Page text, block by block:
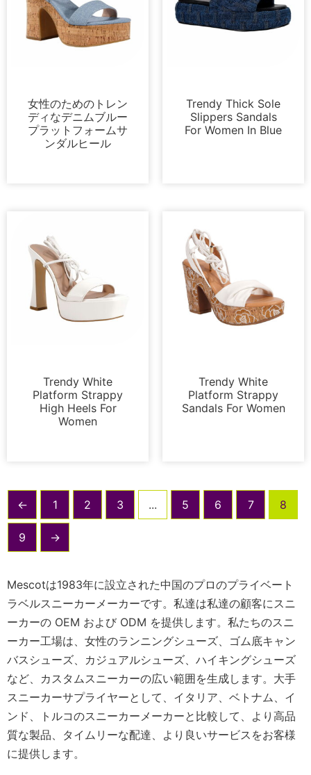
女性のためのトレン
ディなデニムブルー
プラットフォームサ
ンダルヒール
Trendy Thick Sole
Slippers Sandals
For Women In Blue
Trendy White
Platform Strappy
High Heels For
Women
Trendy White
Platform Strappy
Sandals For Women
← 1 2 3 ... 5 6 7 8
9 →
Mescotは1983年に設立された中国のプロのプライベート
ラベルスニーカーメーカーです。私達は私達の顧客にスニ
ーカーの OEM および ODM を提供します。私たちのスニ
ーカー工場は、女性のランニングシューズ、ゴム底キャン
バスシューズ、カジュアルシューズ、ハイキングシューズ
など、カスタムスニーカーの広い範囲を生成します。大手
スニーカーサプライヤーとして、イタリア、ベトナム、イ
ンド、トルコのスニーカーメーカーと比較して、より高品
質な製品、タイムリーな配達、より良いサービスをお客様
に提供します。